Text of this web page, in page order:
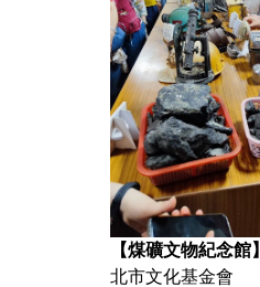
【煤礦文物紀念館】
北市文化基金會